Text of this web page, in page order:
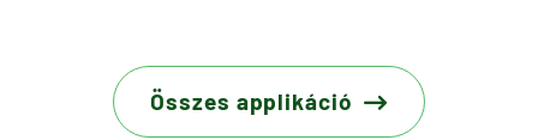
Összes applikáció